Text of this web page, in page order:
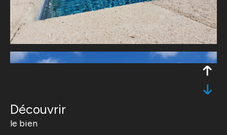
découvrir
le bien